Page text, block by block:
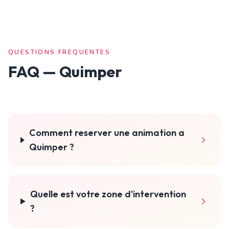
QUESTIONS FREQUENTES
FAQ — Quimper
Comment reserver une animation a
Quimper ?
Quelle est votre zone d'intervention
?